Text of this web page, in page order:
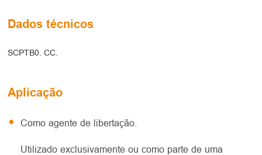
Dados técnicos
SCPTB0. CC.
Aplicação
Como agente de libertação.
Utilizado exclusivamente ou como parte de uma